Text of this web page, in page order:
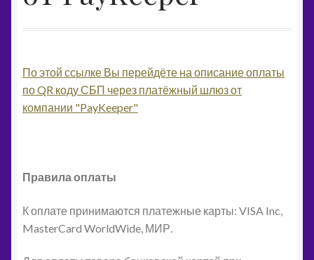
По этой ссылке Вы перейдёте на описание оплаты
по QR коду СБП через платёжный шлюз от
компании "PayKeeper"
Правила оплаты
К оплате принимаются платежные карты: VISA Inc,
MasterCard WorldWide, МИР.